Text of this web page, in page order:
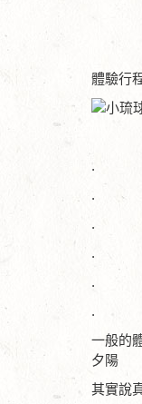
體驗行
.
.
.
.
.
.
一般的
夕陽
其實說